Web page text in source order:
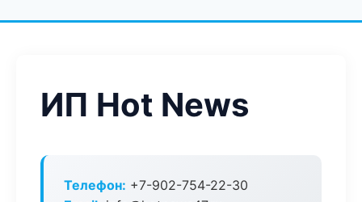
ИП Hot News
Телефон: +7-902-754-22-30